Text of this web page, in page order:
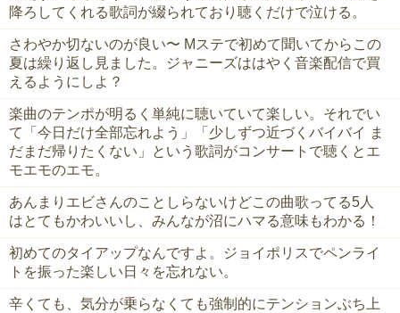
降ろしてくれる歌詞が綴られており聴くだけで泣ける。
さわやか切ないのが良い〜 Mステで初めて聞いてからこの
夏は繰り返し見ました。ジャニーズははやく音楽配信で買
えるようにしよ？
楽曲のテンポが明るく単純に聴いていて楽しい。それでい
て「今日だけ全部忘れよう」「少しずつ近づくバイバイ ま
だまだ帰りたくない」という歌詞がコンサートで聴くとエ
モエモのエモ。
あんまりエビさんのことしらないけどこの曲歌ってる5人
はとてもかわいいし、みんなが沼にハマる意味もわかる！
初めてのタイアップなんですよ。ジョイポリスでペンライ
トを振った楽しい日々を忘れない。
辛くても、気分が乗らなくても強制的にテンションぶち上